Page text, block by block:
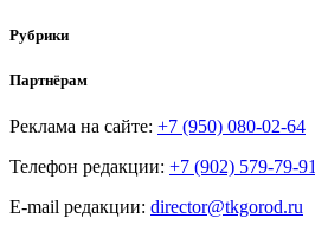
Рубрики
Партнёрам
Реклама на сайте: +7 (950) 080-02-64
Телефон редакции: +7 (902) 579-79-91
E-mail редакции: director@tkgorod.ru